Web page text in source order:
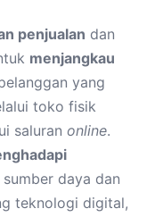
penjualan dan
menjangkau
yang
toko fisik
saluran online.
daya dan
teknologi digital,